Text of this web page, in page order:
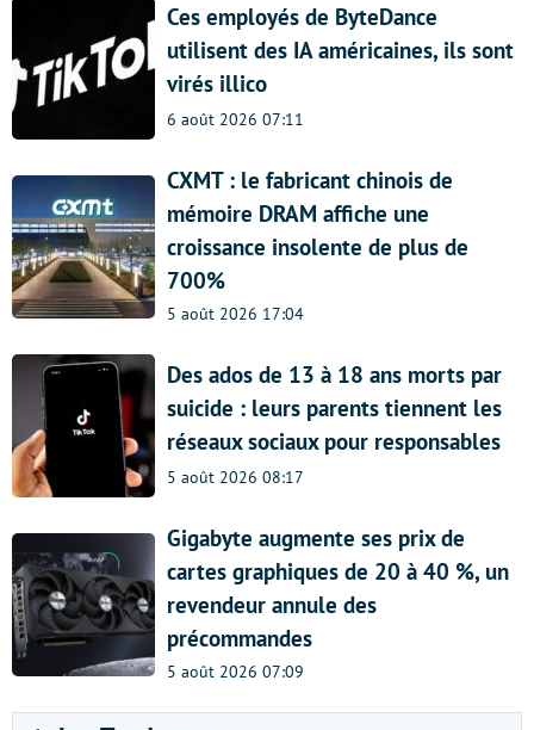
Ces employés de ByteDance
utilisent des IA américaines, ils sont
virés illico
6 août 2026 07:11
CXMT : le fabricant chinois de
mémoire DRAM affiche une
croissance insolente de plus de
700%
5 août 2026 17:04
Des ados de 13 à 18 ans morts par
suicide : leurs parents tiennent les
réseaux sociaux pour responsables
5 août 2026 08:17
Gigabyte augmente ses prix de
cartes graphiques de 20 à 40 %, un
revendeur annule des
précommandes
5 août 2026 07:09